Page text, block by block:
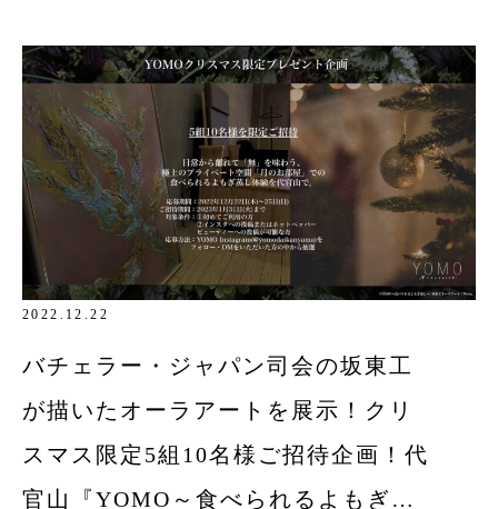
2022.12.22
バチェラー・ジャパン司会の坂東工
が描いたオーラアートを展示！クリ
スマス限定5組10名様ご招待企画！代
官山『YOMO～食べられるよもぎ蒸